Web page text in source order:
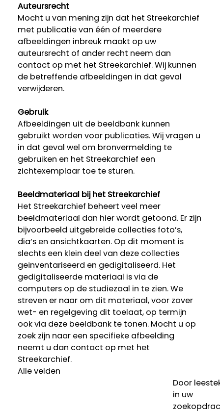
Auteursrecht
Mocht u van mening zijn dat het Streekarchief
met publicatie van één of meerdere
afbeeldingen inbreuk maakt op uw
auteursrecht of ander recht neem dan
contact op met het Streekarchief. Wij kunnen
de betreffende afbeeldingen in dat geval
verwijderen.
Gebruik
Afbeeldingen uit de beeldbank kunnen
gebruikt worden voor publicaties. Wij vragen u
in dat geval wel om bronvermelding te
gebruiken en het Streekarchief een
zichtexemplaar toe te sturen.
Beeldmateriaal bij het Streekarchief
Het Streekarchief beheert veel meer
beeldmateriaal dan hier wordt getoond. Er zijn
bijvoorbeeld uitgebreide collecties foto’s,
dia’s en ansichtkaarten. Op dit moment is
slechts een klein deel van deze collecties
geïnventariseerd en gedigitaliseerd. Het
gedigitaliseerde materiaal is via de
computers op de studiezaal in te zien. We
streven er naar om dit materiaal, voor zover
wet- en regelgeving dit toelaat, op termijn
ook via deze beeldbank te tonen. Mocht u op
zoek zijn naar een specifieke afbeelding
neemt u dan contact op met het
Streekarchief.
Alle velden
Door
in uw